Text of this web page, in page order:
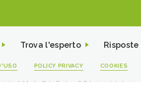
Trova l'esperto
POLICY PRIVACY COOKIES
di Media Data Factory S.R.L, è vietata la